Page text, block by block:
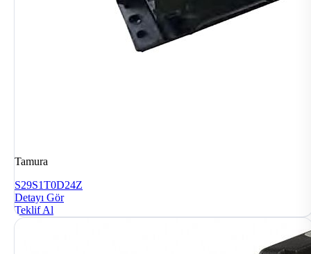
Tamura
S29S1T0D24Z
Detayı Gör
Teklif Al